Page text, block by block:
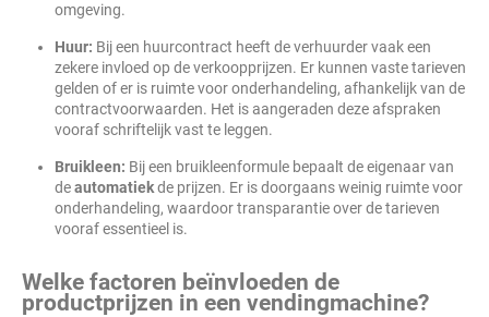
omgeving.
Huur: Bij een huurcontract heeft de verhuurder vaak een
zekere invloed op de verkoopprijzen. Er kunnen vaste tarieven
gelden of er is ruimte voor onderhandeling, afhankelijk van de
contractvoorwaarden. Het is aangeraden deze afspraken
vooraf schriftelijk vast te leggen.
Bruikleen: Bij een bruikleenformule bepaalt de eigenaar van
deautomatiekde prijzen. Er is doorgaans weinig ruimte voor
onderhandeling, waardoor transparantie over de tarieven
vooraf essentieel is.
Welke factoren beïnvloeden de
productprijzen in een vendingmachine?